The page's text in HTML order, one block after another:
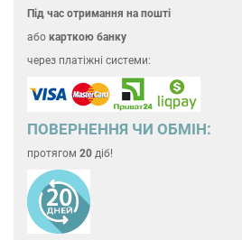
Під час отримання на пошті
або карткою банку
через платіжні системи:
ПОВЕРНЕННЯ ЧИ ОБМІН:
протягом 20 діб!